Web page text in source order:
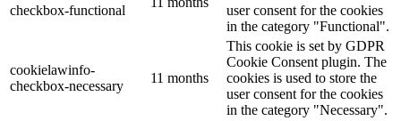
checkbox-functional
user consent for the cookies
in the category "Functional".
cookielawinfo-
checkbox-necessary
11 months
This cookie is set by GDPR
Cookie Consent plugin. The
cookies is used to store the
user consent for the cookies
in the category "Necessary".